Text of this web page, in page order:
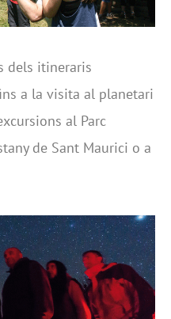
dels itineraris
a la visita al planetari
al Parc
de Sant Maurici o a